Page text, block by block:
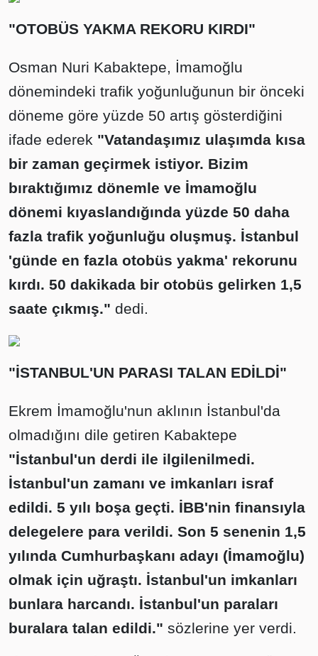
"OTOBÜS YAKMA REKORU KIRDI"
Osman Nuri Kabaktepe, İmamoğlu
dönemindeki trafik yoğunluğunun bir önceki
döneme göre yüzde 50 artış gösterdiğini
ifade ederek "Vatandaşımız ulaşımda kısa
bir zaman geçirmek istiyor. Bizim
bıraktığımız dönemle ve İmamoğlu
dönemi kıyaslandığında yüzde 50 daha
fazla trafik yoğunluğu oluşmuş. İstanbul
'günde en fazla otobüs yakma' rekorunu
kırdı. 50 dakikada bir otobüs gelirken 1,5
saate çıkmış." dedi.
"İSTANBUL'UN PARASI TALAN EDİLDİ"
Ekrem İmamoğlu'nun aklının İstanbul'da
olmadığını dile getiren Kabaktepe
"İstanbul'un derdi ile ilgilenilmedi.
İstanbul'un zamanı ve imkanları israf
edildi. 5 yılı boşa geçti. İBB'nin finansıyla
delegelere para verildi. Son 5 senenin 1,5
yılında Cumhurbaşkanı adayı (İmamoğlu)
olmak için uğraştı. İstanbul'un imkanları
bunlara harcandı. İstanbul'un paraları
buralara talan edildi." sözlerine yer verdi.